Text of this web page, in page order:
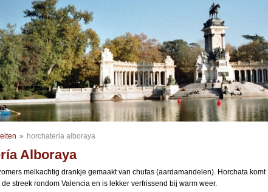
» horchateria alboraya
Alboraya
melkachtig drankje gemaakt van chufas (aardamandelen). Horchata komt
streek rondom Valencia en is lekker verfrissend bij warm weer.